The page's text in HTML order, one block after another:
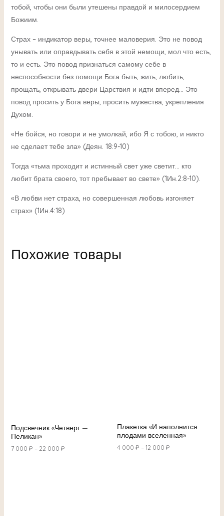
тобой, чтобы они были утешены правдой и милосердием
Божиим.
Страх – индикатор веры, точнее маловерия. Это не повод
унывать или оправдывать себя в этой немощи, мол что есть,
то и есть. Это повод признаться самому себе в
неспособности без помощи Бога быть, жить, любить,
прощать, открывать двери Царствия и идти вперед… Это
повод просить у Бога веры, просить мужества, укрепления
Духом.
«Не бойся, но говори и не умолкай, ибо Я с тобою, и никто
не сделает тебе зла» (Деян. 18:9-10)
Тогда «тьма проходит и истинный свет уже светит… кто
любит брата своего, тот пребывает во свете» (1Ин.2:8-10).
«В любви нет страха, но совершенная любовь изгоняет
страх» (1Ин.4:18)
Похожие товары
Подсвечник «Четверг —
Пеликан»
7 000 ₽ –22 000 ₽
Плакетка «И наполнится
плодами вселенная»
4 000 ₽ –12 000 ₽